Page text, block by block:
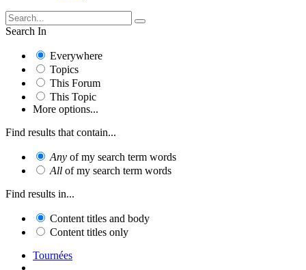
Search In
Everywhere
Topics
This Forum
This Topic
More options...
Find results that contain...
Any of my search term words
All of my search term words
Find results in...
Content titles and body
Content titles only
Tournées